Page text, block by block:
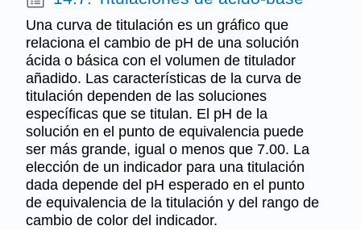
Una curva de titulación es un gráfico que
relaciona el cambio de pH de una solución
ácida o básica con el volumen de titulador
añadido. Las características de la curva de
titulación dependen de las soluciones
específicas que se titulan. El pH de la
solución en el punto de equivalencia puede
ser más grande, igual o menos que 7.00. La
elección de un indicador para una titulación
dada depende del pH esperado en el punto
de equivalencia de la titulación y del rango de
cambio de color del indicador.